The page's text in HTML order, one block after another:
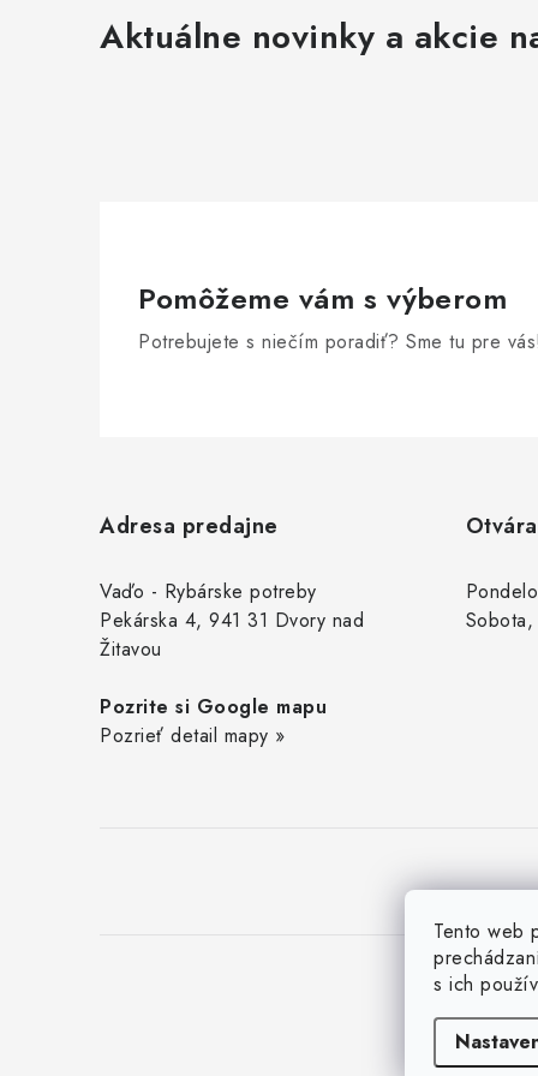
Tento web
s ich
Aktuálne novinky a akcie
Pomôžeme vám s výberom
Potrebujete s niečím poradiť? Sme tu pre
Adresa predajne
Vaďo - Rybárske potreby
Pekárska 4, 941 31 Dvory nad
Žitavou
Pozrite si Google mapu
Pozrieť detail mapy »